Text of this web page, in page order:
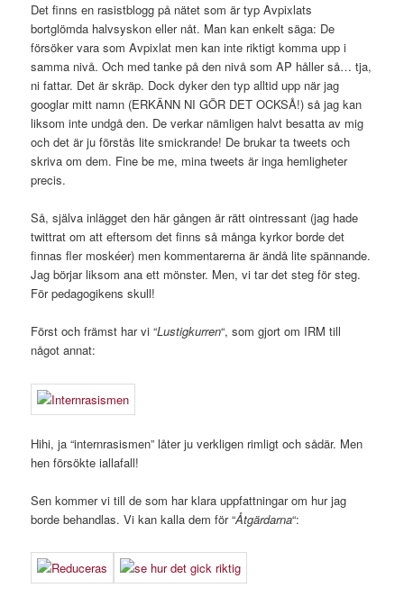
Det finns en rasistblogg på nätet som är typ Avpixlats
bortglömda halvsyskon eller nåt. Man kan enkelt säga: De
försöker vara som Avpixlat men kan inte riktigt komma upp i
samma nivå. Och med tanke på den nivå som AP håller så… tja,
ni fattar. Det är skräp. Dock dyker den typ alltid upp när jag
googlar mitt namn (ERKÄNN NI GÖR DET OCKSÅ!) så jag kan
liksom inte undgå den. De verkar nämligen halvt besatta av mig
och det är ju förstås lite smickrande! De brukar ta tweets och
skriva om dem. Fine be me, mina tweets är inga hemligheter
precis.
Så, själva inlägget den här gången är rätt ointressant (jag hade
twittrat om att eftersom det finns så många kyrkor borde det
finnas fler moskéer) men kommentarerna är ändå lite spännande.
Jag börjar liksom ana ett mönster. Men, vi tar det steg för steg.
För pedagogikens skull!
Först och främst har vi “Lustigkurren“, som gjort om IRM till
något annat:
Hihi, ja “internrasismen” låter ju verkligen rimligt och sådär. Men
hen försökte iallafall!
Sen kommer vi till de som har klara uppfattningar om hur jag
borde behandlas. Vi kan kalla dem för “Åtgärdarna“: